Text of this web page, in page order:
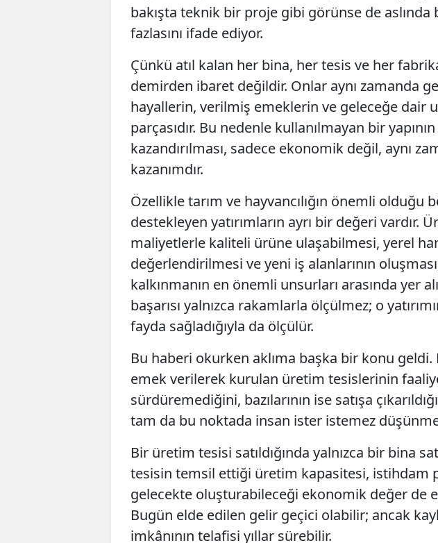
bakışta teknik bir proje gibi görünse de aslında
fazlasını ifade ediyor.
Çünkü atıl kalan her bina, her tesis ve her
demirden ibaret değildir. Onlar aynı zamanda
hayallerin, verilmiş emeklerin ve geleceğe dair
parçasıdır. Bu nedenle kullanılmayan bir
kazandırılması, sadece ekonomik değil, aynı
kazanımdır.
Özellikle tarım ve hayvancılığın önemli olduğu
destekleyen yatırımların ayrı bir değeri vardır.
maliyetlerle kaliteli ürüne ulaşabilmesi, yerel
değerlendirilmesi ve yeni iş alanlarının
kalkınmanın en önemli unsurları arasında yer
başarısı yalnızca rakamlarla ölçülmez; o
fayda sağladığıyla da ölçülür.
Bu haberi okurken aklıma başka bir konu geldi.
emek verilerek kurulan üretim tesislerinin
sürdüremediğini, bazılarının ise satışa
tam da bu noktada insan ister istemez
Bir üretim tesisi satıldığında yalnızca bir bina
tesisin temsil ettiği üretim kapasitesi, istihdam
gelecekte oluşturabileceği ekonomik değer de
Bugün elde edilen gelir geçici olabilir; ancak
imkânının telafisi yıllar sürebilir.